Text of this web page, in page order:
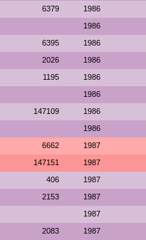
6379 1986
1986
6395 1986
2026 1986
1195 1986
1986
147109 1986
1986
6662 1987
147151 1987
406 1987
2153 1987
1987
2083 1987